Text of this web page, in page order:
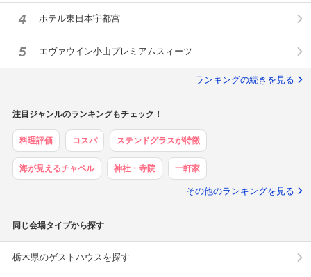
4 ホテル東日本宇都宮
5 エヴァウイン小山プレミアムスィーツ
ランキングの続きを見る
注目ジャンルのランキングもチェック！
料理評価 コスパ ステンドグラスが特徴
海が見えるチャペル 神社・寺院 一軒家
その他のランキングを見る
同じ会場タイプから探す
栃木県のゲストハウスを探す